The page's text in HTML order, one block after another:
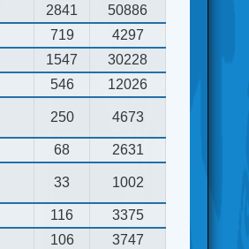
2841
50886
719
4297
1547
30228
546 12026
250 4673
68 2631
33 1002
116
3375
106
3747